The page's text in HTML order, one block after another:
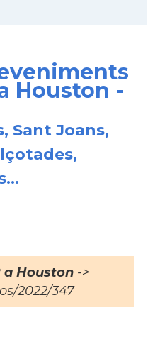
Houston -
Sant Joans,
a Houston ->
2022/347